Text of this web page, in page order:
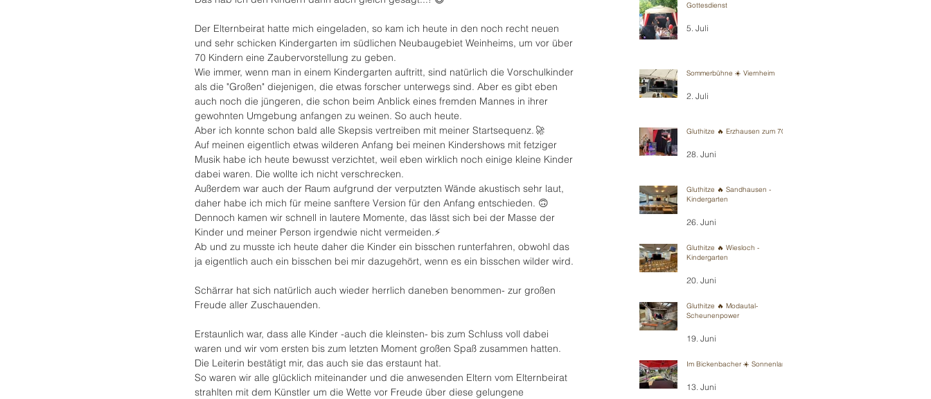
Der Elternbeirat hatte mich eingeladen, so kam ich heute in den noch recht neuen
und sehr schicken Kindergarten im südlichen Neubaugebiet Weinheims, um vor über
70 Kindern eine Zaubervorstellung zu geben.
Wie immer, wenn man in einem Kindergarten auftritt, sind natürlich die Vorschulkinder
als die "Großen" diejenigen, die etwas forscher unterwegs sind. Aber es gibt eben
auch noch die jüngeren, die schon beim Anblick eines fremden Mannes in ihrer
gewohnten Umgebung anfangen zu weinen. So auch heute.
Aber ich konnte schon bald alle Skepsis vertreiben mit meiner Startsequenz. 🚀
Auf meinen eigentlich etwas wilderen Anfang bei meinen Kindershows mit fetziger
Musik habe ich heute bewusst verzichtet, weil eben wirklich noch einige kleine Kinder
dabei waren. Die wollte ich nicht verschrecken.
Außerdem war auch der Raum aufgrund der verputzten Wände akustisch sehr laut,
daher habe ich mich für meine sanftere Version für den Anfang entschieden. 🙃
Dennoch kamen wir schnell in lautere Momente, das lässt sich bei der Masse der
Kinder und meiner Person irgendwie nicht vermeiden.⚡️
Ab und zu musste ich heute daher die Kinder ein bisschen runterfahren, obwohl das
ja eigentlich auch ein bisschen bei mir dazugehört, wenn es ein bisschen wilder wird.
Schärrar hat sich natürlich auch wieder herrlich daneben benommen- zur großen
Freude aller Zuschauenden.
Erstaunlich war, dass alle Kinder -auch die kleinsten- bis zum Schluss voll dabei
waren und wir vom ersten bis zum letzten Moment großen Spaß zusammen hatten.
Die Leiterin bestätigt mir, das auch sie das erstaunt hat.
So waren wir alle glücklich miteinander und die anwesenden Eltern vom Elternbeirat
strahlten mit dem Künstler um die Wette vor Freude über diese gelungene
Gottesdienst
5. Juli
Sommerbühne ☀️ Viernheim
2. Juli
Gluthitze 🔥 Erzhausen zum 70.
28. Juni
Gluthitze 🔥 Sandhausen -
Kindergarten
26. Juni
Gluthitze 🔥 Wiesloch -
Kindergarten
20. Juni
Gluthitze 🔥 Modautal-
Scheunenpower
19. Juni
Im Bickenbacher ☀️ Sonnenland
13. Juni